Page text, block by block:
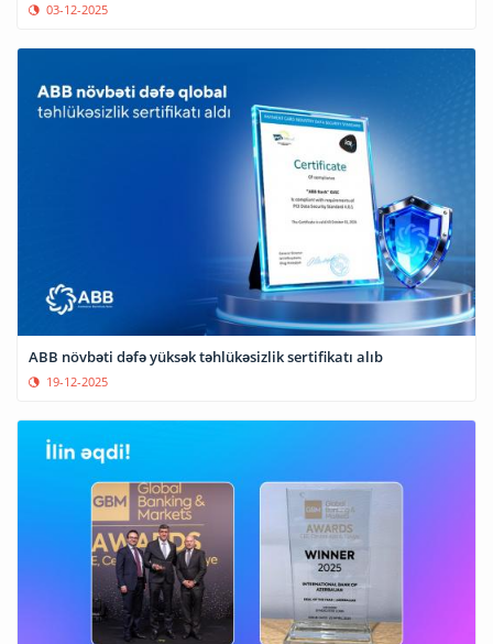
03-12-2025
ABB növbəti dəfə yüksək təhlükəsizlik sertifikatı alıb
19-12-2025